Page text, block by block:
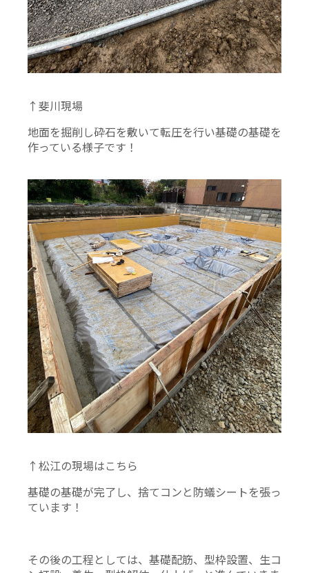
↑斐川現場
地面を掘削し砕石を敷いて転圧を行い基礎の基礎を
作っている様子です！
↑松江の現場はこちら
基礎の基礎が完了し、捨てコンと防蟻シートを張っ
ています！
その後の工程としては、基礎配筋、型枠設置、生コ